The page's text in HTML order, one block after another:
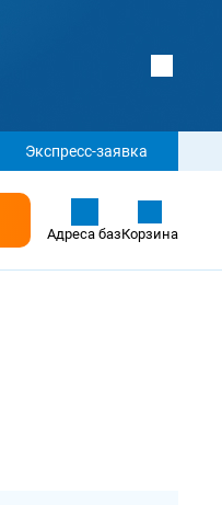
Экспресс-заявка
Адреса базКорзина